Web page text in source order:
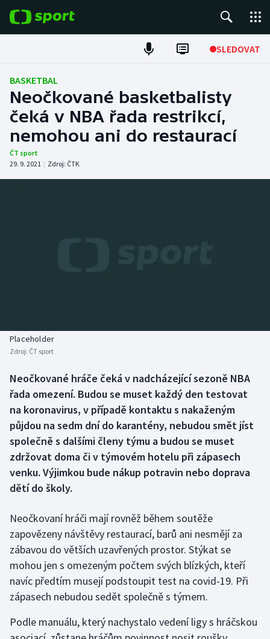
SLEDOVAT
Fotbal
Hokej
Tenis
Atletika
Biatlon
Box
Curling
Dostihy
Florbal
Golf
Gymnastika
Házená
Jezdectví
Aplikace ČT sport
BASKETBAL
Neočkované basketbalisty
čeká v NBA řada restrikcí,
nemohou ani do restaurací
ČT sport
29. 9. 2021 | Zdroj: ČTK
Placeholder
Zdroj: ČT sport
Neočkované hráče čeká v nadcházející sezoně NBA
řada omezení. Budou se muset každý den testovat
na koronavirus, v případě kontaktu s nakaženým
půjdou na sedm dní do karantény, nebudou smět jíst
společně s dalšími členy týmu a budou se muset
zdržovat doma či v týmovém hotelu při zápasech
venku. Výjimkou bude nákup potravin nebo doprava
dětí do školy.
Neočkovaní hráči mají rovněž během soutěže
zapovězeny návštěvy restaurací, barů ani nesmějí za
zábavou do větších uzavřených prostor. Stýkat se
mohou jen s omezeným počtem svých blízkých, kteří
navíc předtím musejí podstoupit test na covid-19. Při
zápasech nebudou sedět společně s týmem.
Podle manuálu, který nachystalo vedení ligy s hráčskou